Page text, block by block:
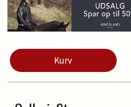
Kurv